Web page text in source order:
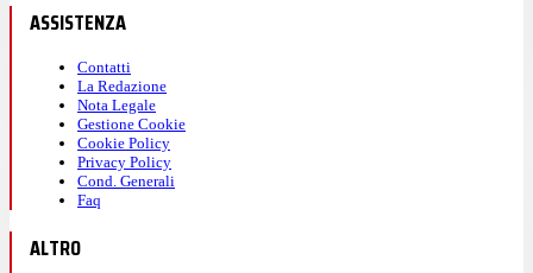
ASSISTENZA
Contatti
La Redazione
Nota Legale
Gestione Cookie
Cookie Policy
Privacy Policy
Cond. Generali
Faq
ALTRO